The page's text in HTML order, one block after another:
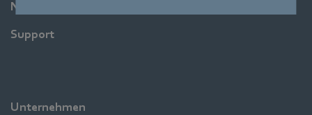
Newsroom
Support
Unternehmen